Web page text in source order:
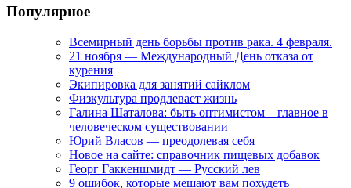
Популярное
Всемирный день борьбы против рака. 4 февраля.
21 ноября — Международный День отказа от
курения
Экипировка для занятий сайклом
Физкультура продлевает жизнь
Галина Шаталова: быть оптимистом – главное в
человеческом существовании
Юрий Власов — преодолевая себя
Новое на сайте: справочник пищевых добавок
Георг Гаккеншмидт — Русский лев
9 ошибок, которые мешают вам похудеть